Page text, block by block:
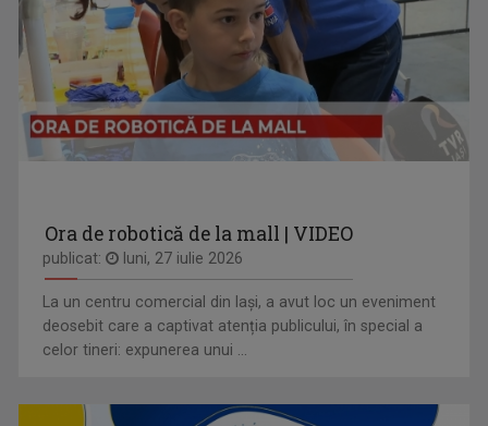
Ora de robotică de la mall | VIDEO
publicat: luni, 27 iulie 2026
La un centru comercial din Iași, a avut loc un eveniment
deosebit care a captivat atenția publicului, în special a
celor tineri: expunerea unui ...